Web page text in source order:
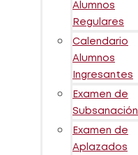
Alumnos
Regulares
Calendario
Alumnos
Ingresantes
Examen de
Subsanación
Examen de
Aplazados